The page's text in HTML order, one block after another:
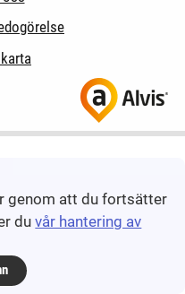
genom att du fortsätter
duvår hantering av